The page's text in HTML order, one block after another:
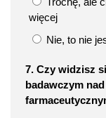
więcej
Nie, to nie
7. Czy widzisz
badawczym